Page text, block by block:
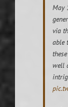
May
via
able
well